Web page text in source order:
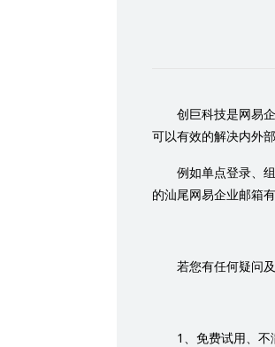
创巨科技是网易
可以有效的解决内外
例如单点登录、
的汕尾网易企业邮箱
若您有任何疑问
1 、免费试用、不